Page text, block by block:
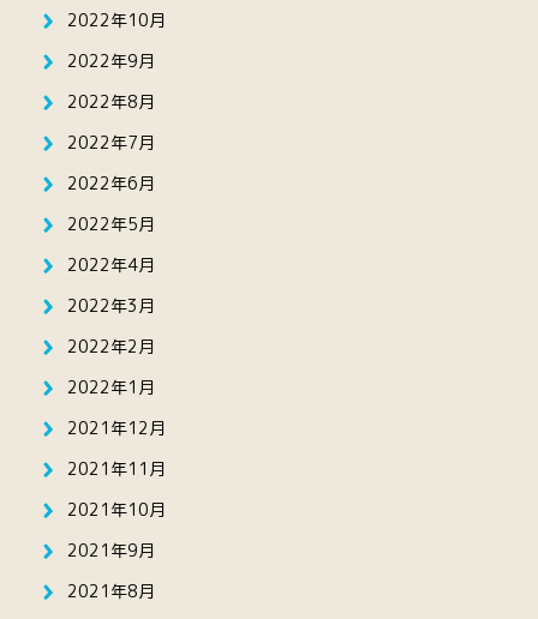
2022年10月
2022年9月
2022年8月
2022年7月
2022年6月
2022年5月
2022年4月
2022年3月
2022年2月
2022年1月
2021年12月
2021年11月
2021年10月
2021年9月
2021年8月